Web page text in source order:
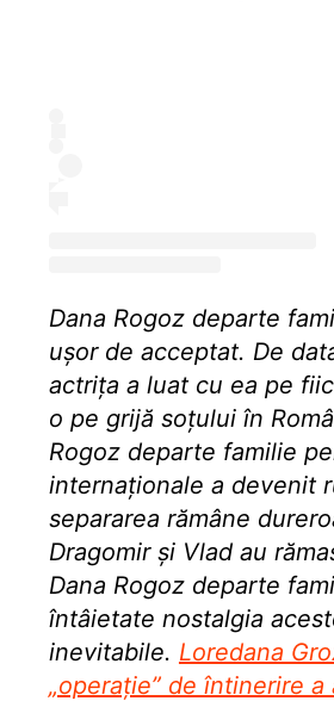
Dana Rogoz departe
ușor de acceptat. De
actrița a luat cu ea pe
o pe grijă soțului în
Rogoz departe familie
internaționale a devenit
separarea rămâne
Dragomir și Vlad au
Dana Rogoz departe
întâietate nostalgia
inevitabile. Loredana
„operație” de întinerire a